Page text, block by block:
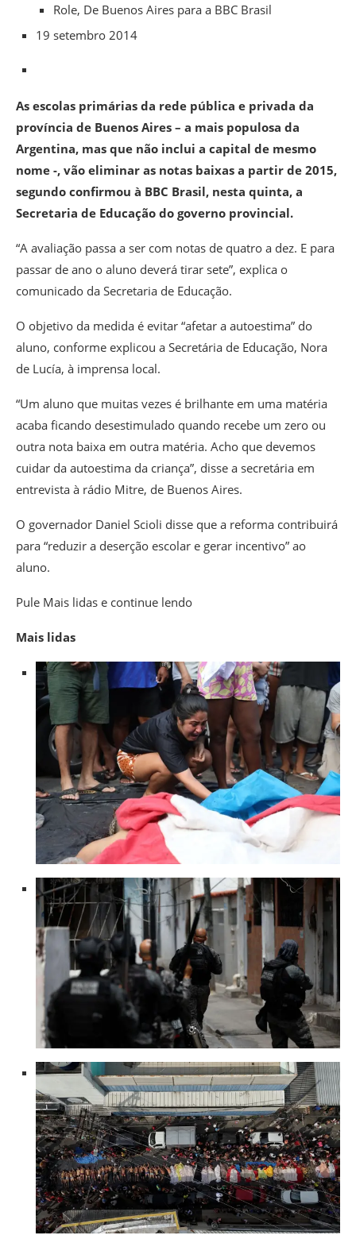
Role, De Buenos Aires para a BBC Brasil
19 setembro 2014
As escolas primárias da rede pública e privada da
província de Buenos Aires – a mais populosa da
Argentina, mas que não inclui a capital de mesmo
nome -, vão eliminar as notas baixas a partir de 2015,
segundo confirmou à BBC Brasil, nesta quinta, a
Secretaria de Educação do governo provincial.
“A avaliação passa a ser com notas de quatro a dez. E para
passar de ano o aluno deverá tirar sete”, explica o
comunicado da Secretaria de Educação.
O objetivo da medida é evitar “afetar a autoestima” do
aluno, conforme explicou a Secretária de Educação, Nora
de Lucía, à imprensa local.
“Um aluno que muitas vezes é brilhante em uma matéria
acaba ficando desestimulado quando recebe um zero ou
outra nota baixa em outra matéria. Acho que devemos
cuidar da autoestima da criança”, disse a secretária em
entrevista à rádio Mitre, de Buenos Aires.
O governador Daniel Scioli disse que a reforma contribuirá
para “reduzir a deserção escolar e gerar incentivo” ao
aluno.
Pule Mais lidas e continue lendo
Mais lidas